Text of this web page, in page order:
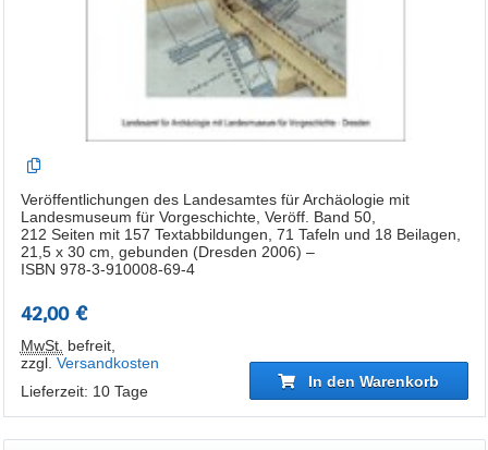
Veröffentlichungen des Landesamtes für Archäologie mit
Landesmuseum für Vorgeschichte, Veröff. Band 50,
212 Seiten mit 157 Textabbildungen, 71 Tafeln und 18 Beilagen,
21,5 x 30 cm, gebunden (Dresden 2006) –
ISBN 978-3-910008-69-4
42,00 €
MwSt. befreit,
zzgl. Versandkosten
Lieferzeit: 10 Tage
In den Warenkorb